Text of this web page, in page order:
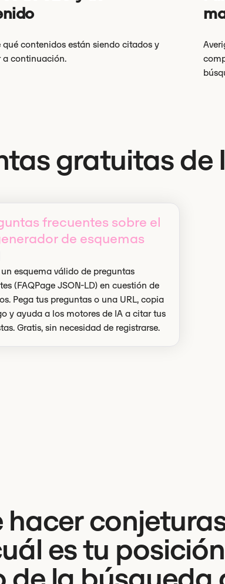
qué contenidos están siendo citados y
a continuación.
gratuitas de
frecuentes sobre el
de esquemas
esquema válido de preguntas
(FAQPage JSON-LD) en cuestión de
Pega tus preguntas o una URL, copia
y ayuda a los motores de IA a citar tus
Gratis, sin necesidad de registrarse.
hacer
es tu